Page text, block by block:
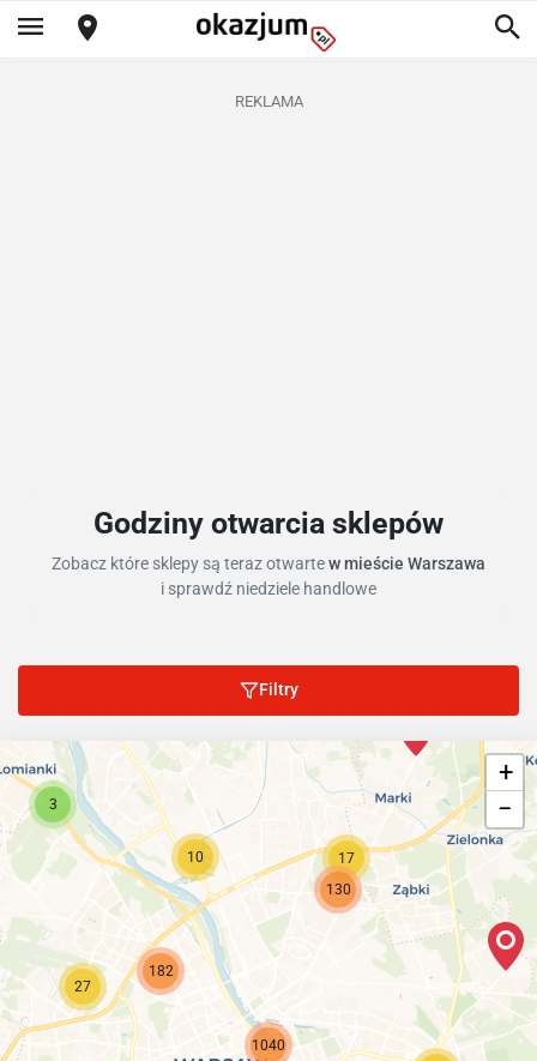
REKLAMA
Godziny otwarcia sklepów
Zobacz które sklepy są teraz otwartew mieście Warszawa
i sprawdź niedziele handlowe
Filtry
1040
182
130
17
27
10
3
+
−